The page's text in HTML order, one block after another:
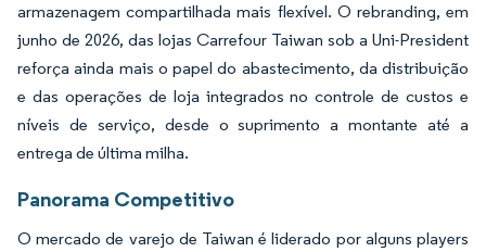
armazenagem compartilhada mais flexível. O rebranding, em
junho de 2026, das lojas Carrefour Taiwan sob a Uni-President
reforça ainda mais o papel do abastecimento, da distribuição
e das operações de loja integrados no controle de custos e
níveis de serviço, desde o suprimento a montante até a
entrega de última milha.
Panorama Competitivo
O mercado de varejo de Taiwan é liderado por alguns players